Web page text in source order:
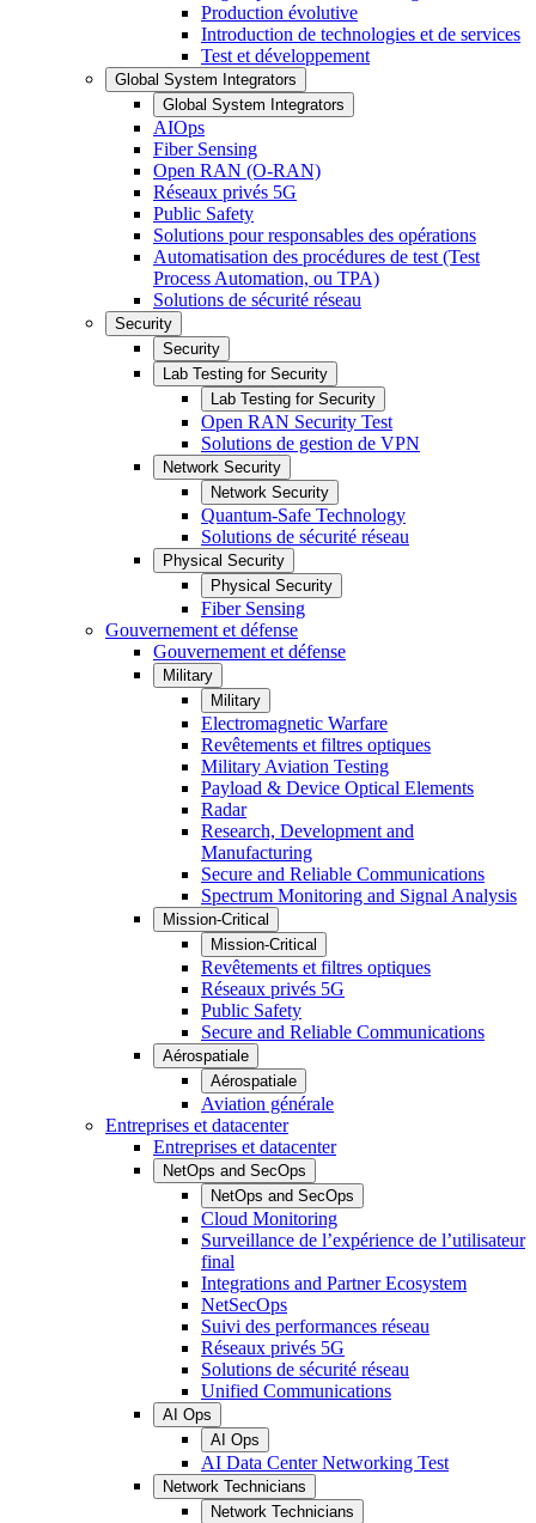
Production évolutive
Introduction de technologies et de services
Test et développement
Global System Integrators
Global System Integrators
AIOps
Fiber Sensing
Open RAN (O-RAN)
Réseaux privés 5G
Public Safety
Solutions pour responsables des opérations
Automatisation des procédures de test (Test
Process Automation, ou TPA)
Solutions de sécurité réseau
Security
Security
Lab Testing for Security
Lab Testing for Security
Open RAN Security Test
Solutions de gestion de VPN
Network Security
Network Security
Quantum-Safe Technology
Solutions de sécurité réseau
Physical Security
Physical Security
Fiber Sensing
Gouvernement et défense
Gouvernement et défense
Military
Military
Electromagnetic Warfare
Revêtements et filtres optiques
Military Aviation Testing
Payload & Device Optical Elements
Radar
Research, Development and
Manufacturing
Secure and Reliable Communications
Spectrum Monitoring and Signal Analysis
Mission-Critical
Mission-Critical
Revêtements et filtres optiques
Réseaux privés 5G
Public Safety
Secure and Reliable Communications
Aérospatiale
Aérospatiale
Aviation générale
Entreprises et datacenter
Entreprises et datacenter
NetOps and SecOps
NetOps and SecOps
Cloud Monitoring
Surveillance de l’expérience de l’utilisateur
final
Integrations and Partner Ecosystem
NetSecOps
Suivi des performances réseau
Réseaux privés 5G
Solutions de sécurité réseau
Unified Communications
AI Ops
AI Ops
AI Data Center Networking Test
Network Technicians
Network Technicians